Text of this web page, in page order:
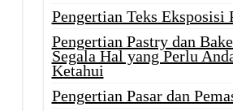
Pengertian Teks Eksposisi
Pengertian Pastry dan
Segala Hal yang Perlu
Ketahui
Pengertian Pasar dan